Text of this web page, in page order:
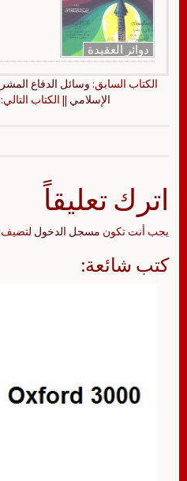
دوائر العقيدة
الكتاب السابق: وسائل الدفاع
الإسلامي || الكتاب التالي:
اترك تعليقاً
يجب أنت تكون مسجل الدخول لتضيف
كتب شائعة: